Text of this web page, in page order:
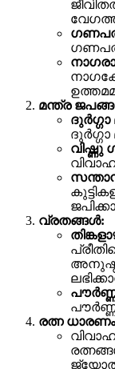
മന്ത്ര
ദുർഗ്ഗാ
വിഷ്ണു
വ്രതങ്ങൾ:
രത്ന